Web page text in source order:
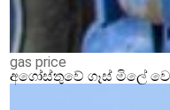
gas price
අගෝස්තුවේ ගෑස් මිලේ